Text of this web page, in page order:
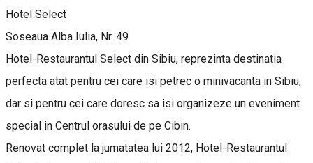
Hotel Select
Soseaua Alba Iulia, Nr. 49
Hotel-Restaurantul Select din Sibiu, reprezinta destinatia
perfecta atat pentru cei care isi petrec o minivacanta in Sibiu,
dar si pentru cei care doresc sa isi organizeze un eveniment
special in Centrul orasului de pe Cibin.
Renovat complet la jumatatea lui 2012, Hotel-Restaurantul